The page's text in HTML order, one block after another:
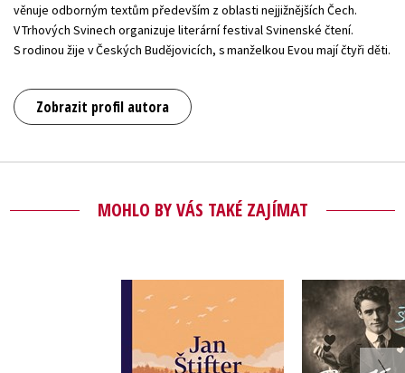
věnuje odborným textům především z oblasti nejjižnějších Čech.
V Trhových Svinech organizuje literární festival Svinenské čtení.
S rodinou žije v Českých Budějovicích, s manželkou Evou mají čtyři děti.
Zobrazit profil autora
MOHLO BY VÁS TAKÉ ZAJÍMAT
Vltavice
Jan Štifter
Partie
Jan